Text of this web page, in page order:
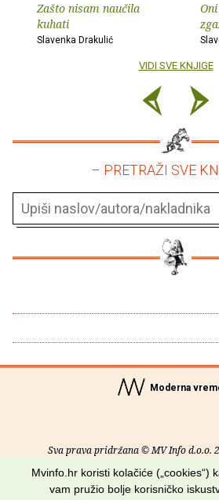
Zašto nisam naučila
kuhati
Slavenka Drakulić
VIDI SVE KNJIGE
– PRETRAŽI SVE
Moderna
Sva prava pridržana © MV Info d.o.o.
O nama• Pomoć• Uvjeti
Mvinfo.hr koristi kolačiće („cookies“)
vam pružio bolje korisničko